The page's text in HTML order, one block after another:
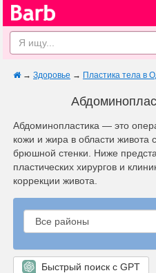
→ Здоровье → Пластика тела в
Абдоминопластика — это
кожи и жира в области
брюшной стенки. Ниже
пластических хирургов и
коррекции живота.
Быстрый поиск с GPT